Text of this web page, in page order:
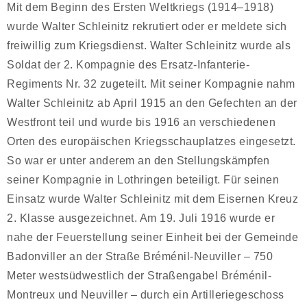
Mit dem Beginn des Ersten Weltkriegs (1914–1918)
wurde Walter Schleinitz rekrutiert oder er meldete sich
freiwillig zum Kriegsdienst. Walter Schleinitz wurde als
Soldat der 2. Kompagnie des Ersatz-Infanterie-
Regiments Nr. 32 zugeteilt. Mit seiner Kompagnie nahm
Walter Schleinitz ab April 1915 an den Gefechten an der
Westfront teil und wurde bis 1916 an verschiedenen
Orten des europäischen Kriegsschauplatzes eingesetzt.
So war er unter anderem an den Stellungskämpfen
seiner Kompagnie in Lothringen beteiligt. Für seinen
Einsatz wurde Walter Schleinitz mit dem Eisernen Kreuz
2. Klasse ausgezeichnet. Am 19. Juli 1916 wurde er
nahe der Feuerstellung seiner Einheit bei der Gemeinde
Badonviller an der Straße Bréménil-Neuviller – 750
Meter westsüdwestlich der Straßengabel Bréménil-
Montreux und Neuviller – durch ein Artilleriegeschoss